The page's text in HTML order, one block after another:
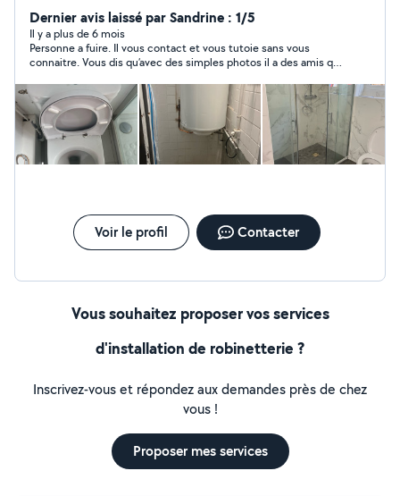
Dernier avis laissé par Sandrine : 1/5
Il y a plus de 6 mois
Personne a fuire. Il vous contact et vous tutoie sans vous
connaitre. Vous dis qu’avec des simples photos il a des amis qui
n’a pas eu le temps de le faire et ensuite vous demande a vous
meme d’aller au magasin car il n’a pas le temps et a nous mon
mari ou moi d’aller voir pour la piece!! Absolument lunaire! ! Un
manque en plus d’éducation dans ses messages suite a ses
appels répétitifs. Et que nous declinons le dait qu’il decide
maintenant de vouloir venir voir!! Du jamais vu!!
Voir le profil Contacter
Vous souhaitez proposer vos services
d'installation de robinetterie ?
Inscrivez-vous et répondez aux demandes près de chez
vous !
Proposer mes services